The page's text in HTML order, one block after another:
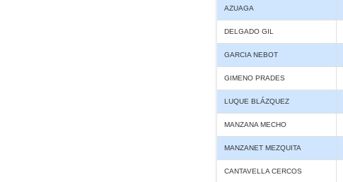
AZUAGA
DELGADO GIL
GARCIA NEBOT
GIMENO PRADES
LUQUE BLÁZQUEZ
MANZANA MECHO
MANZANET MEZQUITA
CANTAVELLA CERCOS